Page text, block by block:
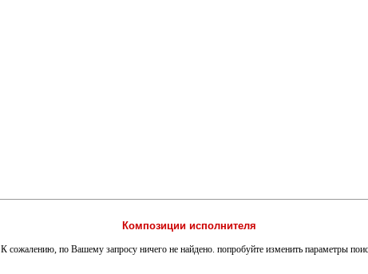
Композиции исполнителя
К сожалению, по Вашему запросу ничего не найдено. попробуйте изменить параметры